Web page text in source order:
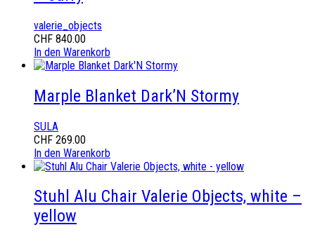
valerie_objects
CHF 840.00
In den Warenkorb
Marple Blanket Dark’N Stormy
SULA
CHF 269.00
In den Warenkorb
Stuhl Alu Chair Valerie Objects, white –
yellow